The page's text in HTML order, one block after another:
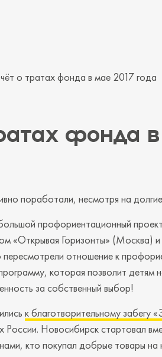
о тратах фонда в мае 2017 года
фонда
поработали, несмотря на
профориентационный проект
«Открывая Горизонты» (Москва)
отношение к
которая позволит детям
за собственный выбор!
к благотворительному забегу
России. Новосибирск стартовал
кто покупал добрые товары